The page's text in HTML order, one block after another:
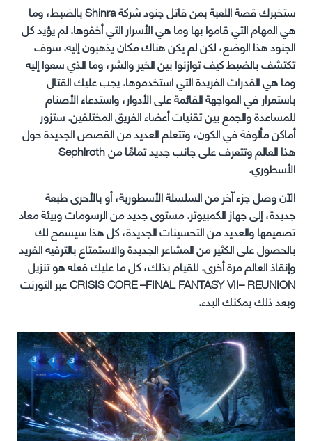
ستخبرك قصة اللعبة بمن قاتل جنود شركة Shinra بالضبط، وما
هي المهام التي قاموا بها وما هي الأسرار التي أخفوها. لم يؤيد كل
الجنود هذا الوضع، لكن لم يكن هناك مكان يذهبون إليه. سوف
تكتشف بالضبط كيف توازنوا بين الخير والشر، وما الذي سعوا إليه
وما هي القدرات الفريدة التي استخدموها. يجب عليك القتال
باستمرار في المواجهة القائمة على الأدوار، واستدعاء الأصنام
للمساعدة والجمع بين تقنيات أعضاء الفريق المختلفين. ستزور
أماكن مألوفة في الكون، وتتعلم العديد من القصص الجديدة حول
هذا العالم وتتعرف على جانب جديد تمامًا من Sephiroth
الأسطوري.
الآن وصل جزء آخر من السلسلة الأسطورية، أو بالأحرى طبعة
جديدة، إلى جهاز الكمبيوتر. مستوى جديد من الرسومات وبيئة معاد
تصميمها والعديد من التحسينات الجديدة، كل هذا سيسمح لك
بالحصول على الكثير من المشاعر الجديدة والاستمتاع بالترفيه الفريد
وإنقاذ العالم مرة أخرى. للقيام بذلك، كل ما عليك فعله هو تنزيل
CRISIS CORE –FINAL FANTASY VII– REUNION عبر التورنت
وبعد ذلك يمكنك البدء.